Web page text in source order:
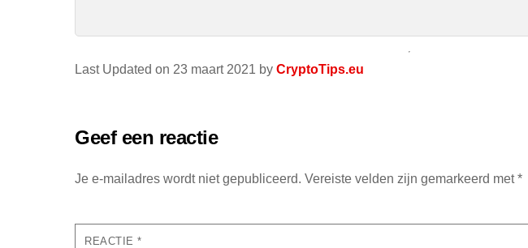
Last Updated on 23 maart 2021 by CryptoTips.eu
Geef een reactie
Je e-mailadres wordt niet gepubliceerd. Vereiste velden zijn gemarkeerd met*
REACTIE*